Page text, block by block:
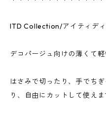
ITD Collection/アイティデ
デコパージュ向けの薄くて
はさみで切ったり、手でち
り、自由にカットして使えま